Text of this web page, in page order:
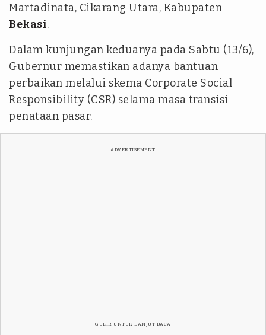
Martadinata, Cikarang Utara, Kabupaten
Bekasi.
Dalam kunjungan keduanya pada Sabtu (13/6),
Gubernur memastikan adanya bantuan
perbaikan melalui skema Corporate Social
Responsibility (CSR) selama masa transisi
penataan pasar.
ADVERTISEMENT
GULIR UNTUK LANJUT BACA